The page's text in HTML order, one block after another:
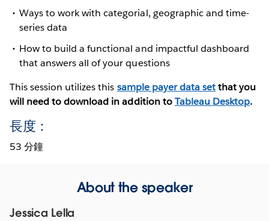
Ways to work with categorial, geographic and time-
series data
How to build a functional and impactful dashboard
that answers all of your questions
This session utilizes this sample payer data setthat you
will need to download in addition toTableau Desktop.
長度：
53 分鐘
About the speaker
Jessica Lella